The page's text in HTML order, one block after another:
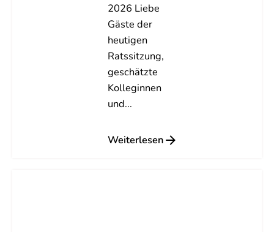
2026 Liebe
Gäste der
heutigen
Ratssitzung,
geschätzte
Kolleginnen
und...
Weiterlesen